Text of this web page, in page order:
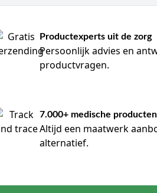
Productexperts uit de zorg
Persoonlijk advies en
productvragen.
7.000+ medische producten
Altijd een maatwerk
alternatief.